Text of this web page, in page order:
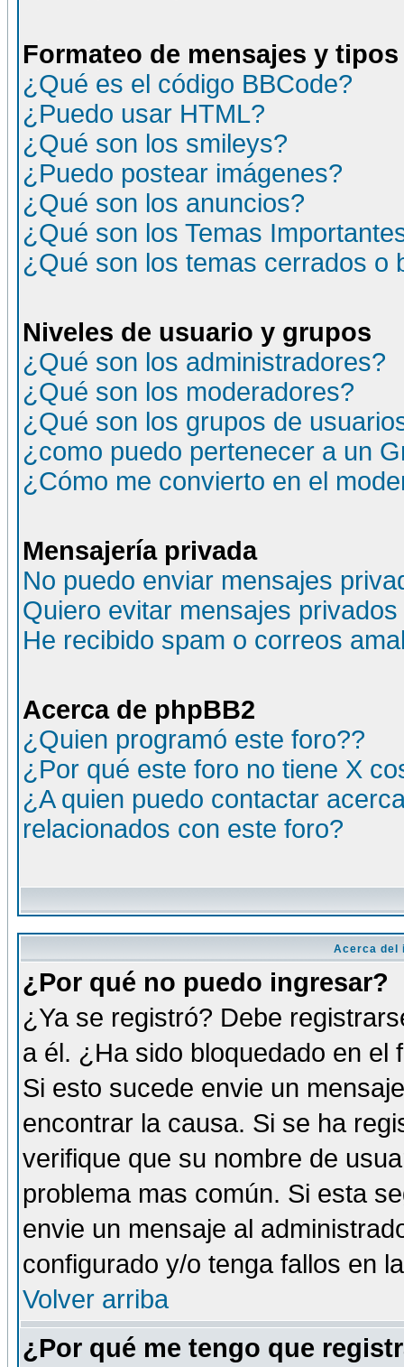
Formateo de mensajes y
¿Qué es el código BBCode?
¿Puedo usar HTML?
¿Qué son los smileys?
¿Puedo postear imágenes?
¿Qué son los anuncios?
¿Qué son los Temas
¿Qué son los temas cerrados o
Niveles de usuario y grupos
¿Qué son los administradores?
¿Qué son los moderadores?
¿Qué son los grupos de
¿como puedo pertenecer a un
¿Cómo me convierto en el
Mensajería privada
No puedo enviar mensajes
Quiero evitar mensajes
He recibido spam o correos
Acerca de phpBB2
¿Quien programó este foro??
¿Por qué este foro no tiene X
¿A quien puedo contactar
relacionados con este foro?
Acerca del
¿Por qué no puedo ingresar?
¿Ya se registró? Debe
a él. ¿Ha sido bloquedado en
Si esto sucede envie un
encontrar la causa. Si se ha
verifique que su nombre de
problema mas común. Si esta
envie un mensaje al
configurado y/o tenga fallos en
Volver arriba
¿Por qué me tengo que